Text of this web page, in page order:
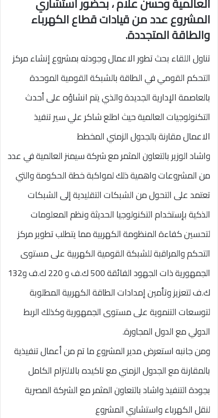
المشروع عدد من قيادات قطاع الكهرباء
والطاقة المتجددة.
تناول اللقاء بحث تطور الاعمال وجودته بمشروع إنشاء مركز
التحكم القومي في الطاقة بالشبكة القومية الموحدة
بالعاصمة الإدارية الجديدة والذي يتم انشاؤه على أحدث
التكنولوجيات العالمية حيث اطلع شاكر علي سير تنفيذ
الاعمال مقارنة بالجدول الزمني المخطط
واشاد الوزير بالتعاون المثمر مع شركة سيمنز العالمية في عدد
من المشروعات واهمية ذلك لمواكبة خطة الحكومة والتي
تعتمد على التحول من الشبكات التقليدية إلى الشبكات
الذكية بإستخدام التكنولوجيا الحديثة ونظم المعلومات
لتحسين كفاءة المنظومة الكهربية مما يتطلب تطوير مركز
التحكم والمراقبة للشبكة القومية الكهربية على مستوى
الجمهورية ذات الجهود الفائقة 500 ك.ف و 220 ك.ف و132
ك.ف لتعزيز وتأمين إمدادات الطاقة الكهربية المطلوبة
لتوسعات التنموية على مستوى الجمهورية وكذلك الربط
الدولي مع الدول المجاورة.
ومن جانبه استعرض مدير المشروع ما تم من أعمال تنفيذية
بالمقارنة مع الجدول الزمني مع تاكيده بالالتزام الكامل
بجودة التنفيذ واشاد بالتعاون المثمر مع الشركة المصرية
لنقل الكهرباء واستشاري المشروع